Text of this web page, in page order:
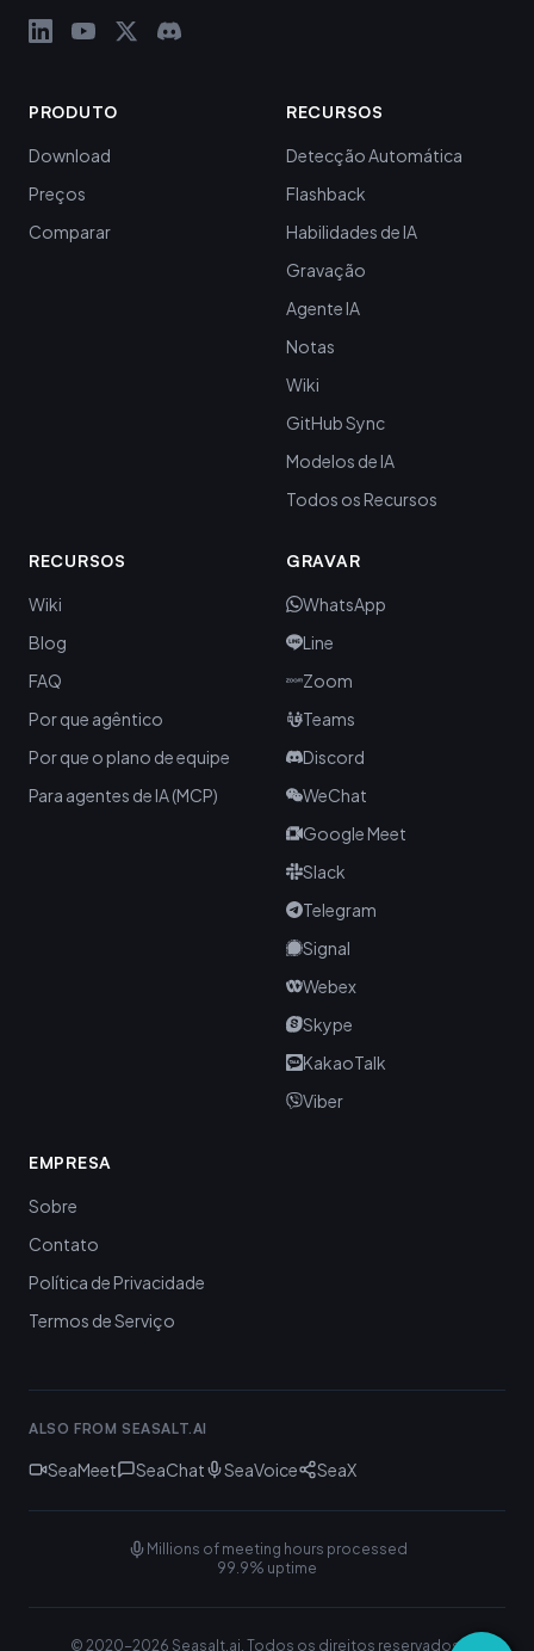
PRODUTO
Download
Preços
Comparar
RECURSOS
Detecção Automática
Flashback
Habilidades de IA
Gravação
Agente IA
Notas
Wiki
GitHub Sync
Modelos de IA
Todos os Recursos
RECURSOS
Wiki
Blog
FAQ
Por que agêntico
Por que o plano de equipe
Para agentes de IA (MCP)
GRAVAR
WhatsApp
Line
Zoom
Teams
Discord
WeChat
Google Meet
Slack
Telegram
Signal
Webex
Skype
KakaoTalk
Viber
EMPRESA
Sobre
Contato
Política de Privacidade
Termos de Serviço
ALSO FROM SEASALT.AI
SeaMeet SeaChat SeaVoice SeaX
Millions of meeting hours processed
99.9% uptime
© 2020-2026 Seasalt.ai. Todos os direitos reservados.